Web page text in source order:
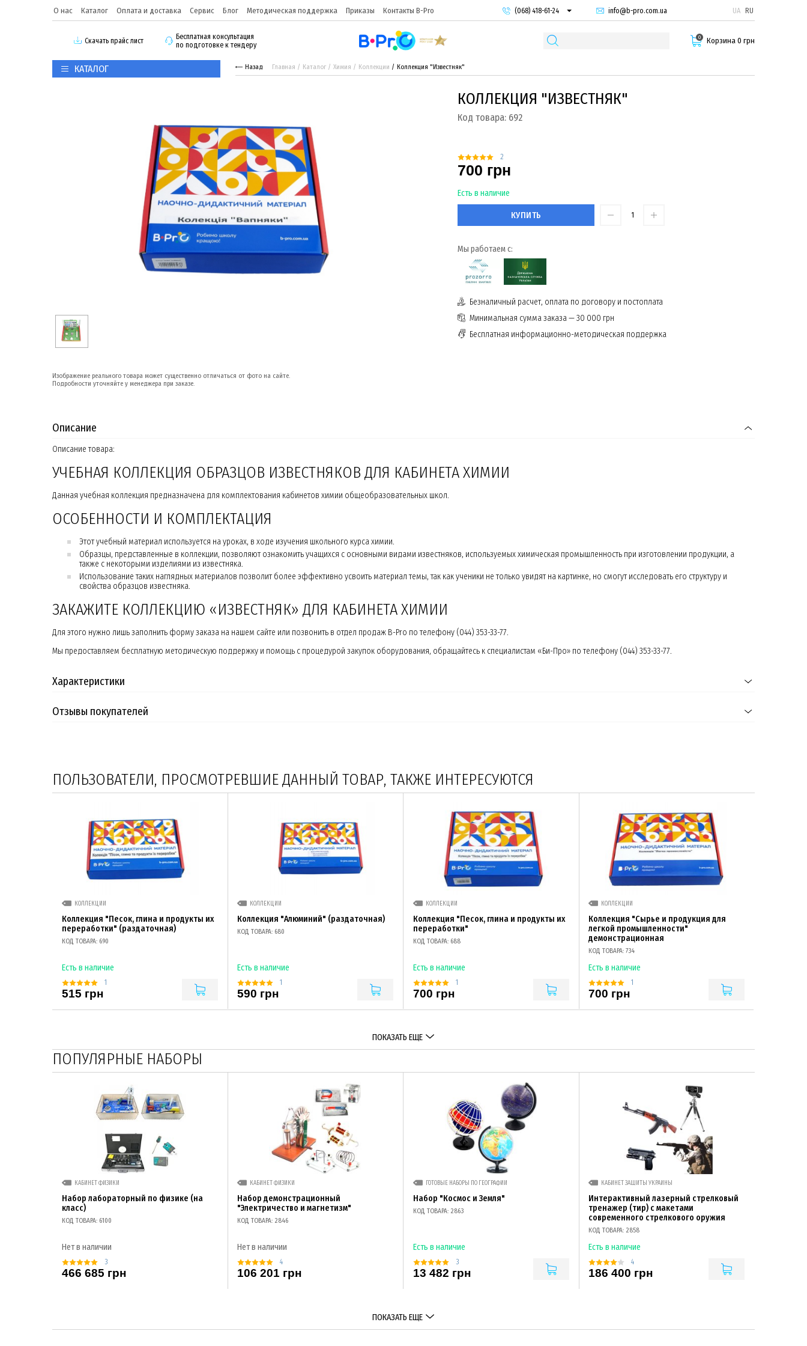
О нас Каталог Оплата и доставка Сервис Блог Методическая поддержка Приказы Контакты B-Pro
(068) 418-61-24
(095) 987-29-55
info@b-pro.com.ua UA RU
Скачать прайс лист
Бесплатная консультация
по подготовке к тендеру
0 Корзина 0 грн
КАТАЛОГ Назад Главная Каталог Химия Коллекции Коллекция "Известняк"
Изображение реального товара может существенно отличаться от фото на сайте.
Подробности уточняйте у менеджера при заказе.
КОЛЛЕКЦИЯ "ИЗВЕСТНЯК"
Код товара: 692
2
700 грн
Есть в наличие
КУПИТЬ
Мы работаем с:
Безналичный расчет, оплата по договору и постоплата
Минимальная сумма заказа — 30 000 грн
Бесплатная информационно-методическая поддержка
Описание
Описание товара:
УЧЕБНАЯ КОЛЛЕКЦИЯ ОБРАЗЦОВ ИЗВЕСТНЯКОВ ДЛЯ КАБИНЕТА ХИМИИ
Данная учебная коллекция предназначена для комплектования кабинетов химии общеобразовательных школ.
ОСОБЕННОСТИ И КОМПЛЕКТАЦИЯ
Этот учебный материал используется на уроках, в ходе изучения школьного курса химии.
Образцы, представленные в коллекции, позволяют ознакомить учащихся с основными видами известняков, используемых химическая промышленность при изготовлении продукции, а
также с некоторыми изделиями из известняка.
Использование таких наглядных материалов позволит более эффективно усвоить материал темы, так как ученики не только увидят на картинке, но смогут исследовать его структуру и
свойства образцов известняка.
ЗАКАЖИТЕ КОЛЛЕКЦИЮ «ИЗВЕСТНЯК» ДЛЯ КАБИНЕТА ХИМИИ
Для этого нужно лишь заполнить форму заказа на нашем сайте или позвонить в отдел продаж B-Pro по телефону (044) 353-33-77.
Мы предоставляем бесплатную методическую поддержку и помощь с процедурой закупок оборудования, обращайтесь к специалистам «Би-Про» по телефону (044) 353-33-77.
Характеристики
Отзывы покупателей
ПОЛЬЗОВАТЕЛИ, ПРОСМОТРЕВШИЕ ДАННЫЙ ТОВАР, ТАКЖЕ ИНТЕРЕСУЮТСЯ
КОЛЛЕКЦИИ
Коллекция "Песок, глина и продукты их
переработки" (раздаточная)
КОД ТОВАРА: 690
Есть в наличие
1
515 грн
КОЛЛЕКЦИИ
Коллекция "Алюминий" (раздаточная)
КОД ТОВАРА: 680
Есть в наличие
1
590 грн
КОЛЛЕКЦИИ
Коллекция "Песок, глина и продукты их
переработки"
КОД ТОВАРА: 688
Есть в наличие
1
700 грн
КОЛЛЕКЦИИ
Коллекция "Сырье и продукция для
легкой промышленности"
демонстрационная
КОД ТОВАРА: 734
Есть в наличие
1
700 грн
ПОКАЗАТЬ ЕЩЕ
ПОПУЛЯРНЫЕ НАБОРЫ
КАБИНЕТ ФИЗИКИ
Набор лабораторный по физике (на
класс)
КОД ТОВАРА: 6100
Нет в наличии
3
466 685 грн
КАБИНЕТ ФИЗИКИ
Набор демонстрационный
"Электричество и магнетизм"
КОД ТОВАРА: 2846
Нет в наличии
4
106 201 грн
ГОТОВЫЕ НАБОРЫ ПО ГЕОГРАФИИ
Набор "Космос и Земля"
КОД ТОВАРА: 2863
Есть в наличие
3
13 482 грн
КАБИНЕТ ЗАЩИТЫ УКРАИНЫ
Интерактивный лазерный стрелковый
тренажер (тир) с макетами
современного стрелкового оружия
КОД ТОВАРА: 2858
Есть в наличие
4
186 400 грн
ПОКАЗАТЬ ЕЩЕ